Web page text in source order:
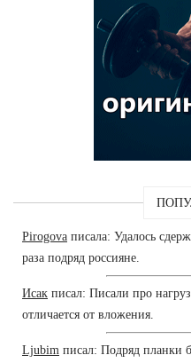
Pirogova писала: Удалось
раза подряд россияне.
Исак писал: Писали про
отличается от вложения.
Ljubim писал: Подряд планки